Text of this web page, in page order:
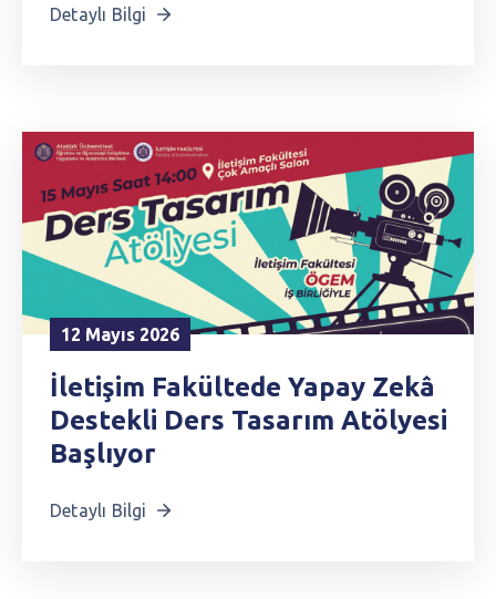
Detaylı Bilgi
12 Mayıs 2026
İletişim Fakültede Yapay Zekâ
Destekli Ders Tasarım Atölyesi
Başlıyor
Detaylı Bilgi